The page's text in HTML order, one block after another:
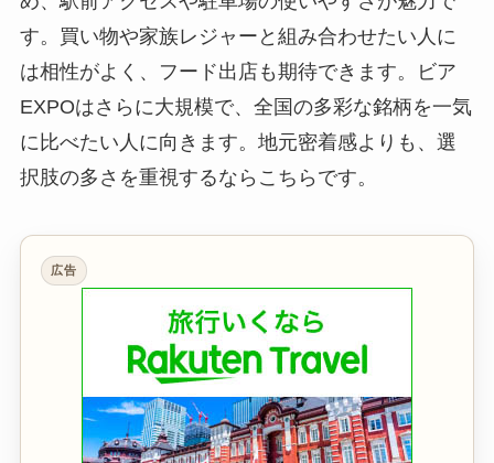
す。買い物や家族レジャーと組み合わせたい人に
は相性がよく、フード出店も期待できます。ビア
EXPOはさらに大規模で、全国の多彩な銘柄を一気
に比べたい人に向きます。地元密着感よりも、選
択肢の多さを重視するならこちらです。
広告